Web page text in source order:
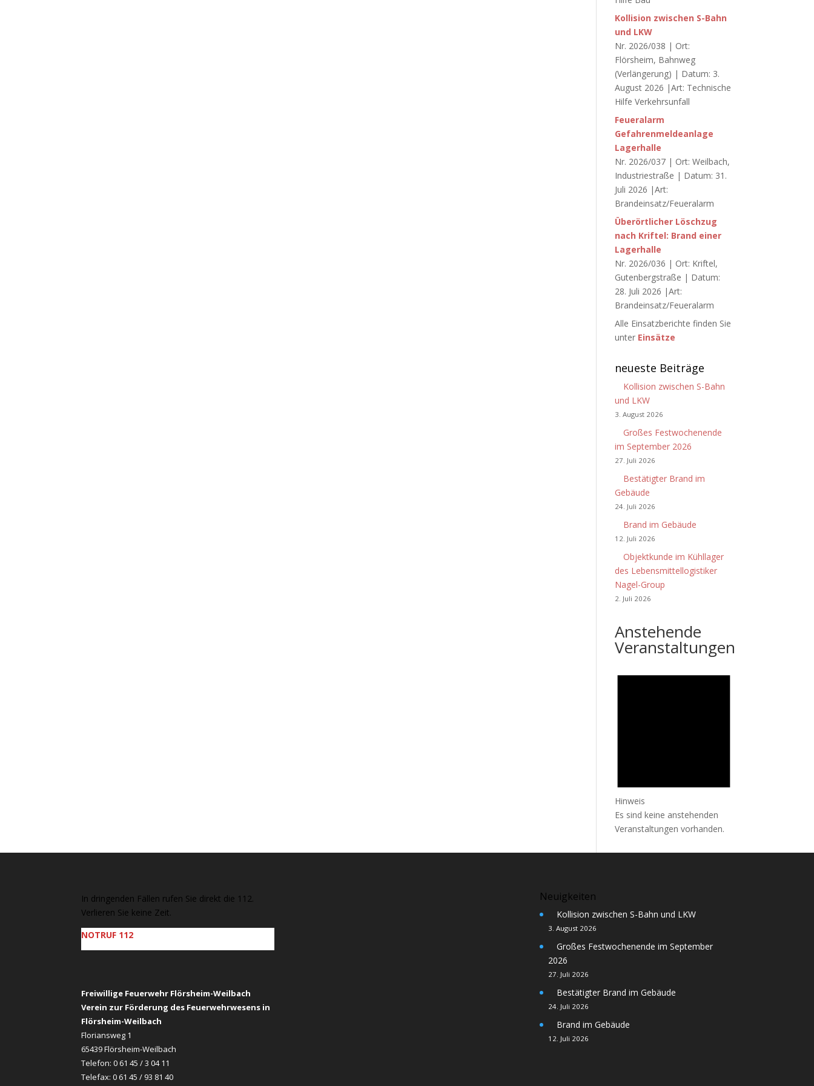
Kollision zwischen S-Bahn
und LKW
Nr. 2026/038 | Ort:
Flörsheim, Bahnweg
(Verlängerung) | Datum: 3.
August 2026 |Art: Technische
Hilfe Verkehrsunfall
Feueralarm
Gefahrenmeldeanlage
Lagerhalle
Nr. 2026/037 | Ort: Weilbach,
Industriestraße | Datum: 31.
Juli 2026 |Art:
Brandeinsatz/Feueralarm
Überörtlicher Löschzug
nach Kriftel: Brand einer
Lagerhalle
Nr. 2026/036 | Ort: Kriftel,
Gutenbergstraße | Datum:
28. Juli 2026 |Art:
Brandeinsatz/Feueralarm
Alle Einsatzberichte finden Sie
unter Einsätze
neueste Beiträge
Kollision zwischen S-Bahn
und LKW
3. August 2026
Großes Festwochenende
im September 2026
27. Juli 2026
Bestätigter Brand im
Gebäude
24. Juli 2026
Brand im Gebäude
12. Juli 2026
Objektkunde im Kühllager
des Lebensmittellogistiker
Nagel-Group
2. Juli 2026
Anstehende
Veranstaltungen
Hinweis
Es sind keine anstehenden
Veranstaltungen vorhanden.
In dringenden Fällen rufen Sie direkt die 112.
Verlieren Sie keine Zeit.
NOTRUF 112
Freiwillige Feuerwehr Flörsheim-Weilbach
Verein zur Förderung des Feuerwehrwesens in
Flörsheim-Weilbach
Floriansweg 1
65439 Flörsheim-Weilbach
Telefon: 0 61 45 / 3 04 11
Telefax: 0 61 45 / 93 81 40
Neuigkeiten
Kollision zwischen S-Bahn und LKW
3. August 2026
Großes Festwochenende im September
2026
27. Juli 2026
Bestätigter Brand im Gebäude
24. Juli 2026
Brand im Gebäude
12. Juli 2026